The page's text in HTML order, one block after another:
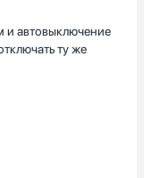
и автовыключение
ту же